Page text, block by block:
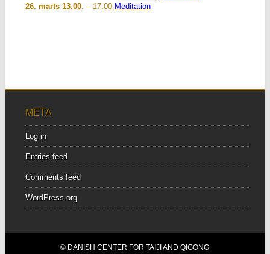
26. marts 13.00. – 17.00 Meditation
META
Log in
Entries feed
Comments feed
WordPress.org
© DANISH CENTER FOR TAIJI AND QIGONG